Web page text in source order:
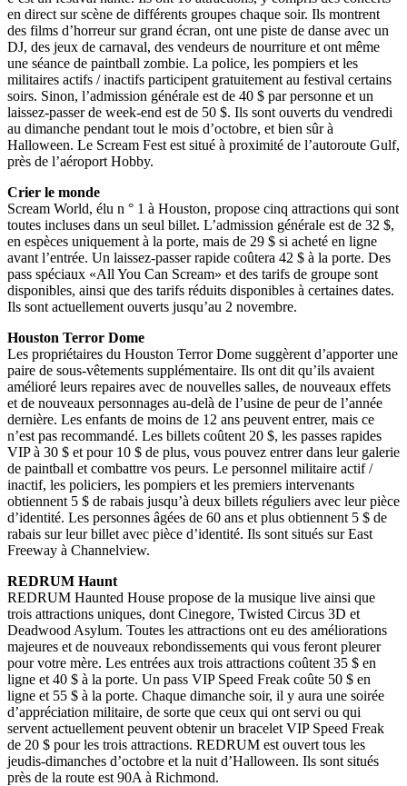
en direct sur scène de différents groupes chaque soir. Ils montrent
des films d’horreur sur grand écran, ont une piste de danse avec un
DJ, des jeux de carnaval, des vendeurs de nourriture et ont même
une séance de paintball zombie. La police, les pompiers et les
militaires actifs / inactifs participent gratuitement au festival certains
soirs. Sinon, l’admission générale est de 40 $ par personne et un
laissez-passer de week-end est de 50 $. Ils sont ouverts du vendredi
au dimanche pendant tout le mois d’octobre, et bien sûr à
Halloween. Le Scream Fest est situé à proximité de l’autoroute Gulf,
près de l’aéroport Hobby.
Crier le monde
Scream World, élu n ° 1 à Houston, propose cinq attractions qui sont
toutes incluses dans un seul billet. L’admission générale est de 32 $,
en espèces uniquement à la porte, mais de 29 $ si acheté en ligne
avant l’entrée. Un laissez-passer rapide coûtera 42 $ à la porte. Des
pass spéciaux «All You Can Scream» et des tarifs de groupe sont
disponibles, ainsi que des tarifs réduits disponibles à certaines dates.
Ils sont actuellement ouverts jusqu’au 2 novembre.
Houston Terror Dome
Les propriétaires du Houston Terror Dome suggèrent d’apporter une
paire de sous-vêtements supplémentaire. Ils ont dit qu’ils avaient
amélioré leurs repaires avec de nouvelles salles, de nouveaux effets
et de nouveaux personnages au-delà de l’usine de peur de l’année
dernière. Les enfants de moins de 12 ans peuvent entrer, mais ce
n’est pas recommandé. Les billets coûtent 20 $, les passes rapides
VIP à 30 $ et pour 10 $ de plus, vous pouvez entrer dans leur galerie
de paintball et combattre vos peurs. Le personnel militaire actif /
inactif, les policiers, les pompiers et les premiers intervenants
obtiennent 5 $ de rabais jusqu’à deux billets réguliers avec leur pièce
d’identité. Les personnes âgées de 60 ans et plus obtiennent 5 $ de
rabais sur leur billet avec pièce d’identité. Ils sont situés sur East
Freeway à Channelview.
REDRUM Haunt
REDRUM Haunted House propose de la musique live ainsi que
trois attractions uniques, dont Cinegore, Twisted Circus 3D et
Deadwood Asylum. Toutes les attractions ont eu des améliorations
majeures et de nouveaux rebondissements qui vous feront pleurer
pour votre mère. Les entrées aux trois attractions coûtent 35 $ en
ligne et 40 $ à la porte. Un pass VIP Speed ​​Freak coûte 50 $ en
ligne et 55 $ à la porte. Chaque dimanche soir, il y aura une soirée
d’appréciation militaire, de sorte que ceux qui ont servi ou qui
servent actuellement peuvent obtenir un bracelet VIP Speed ​​Freak
de 20 $ pour les trois attractions. REDRUM est ouvert tous les
jeudis-dimanches d’octobre et la nuit d’Halloween. Ils sont situés
près de la route est 90A à Richmond.